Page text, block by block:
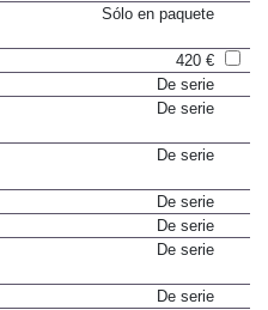
Sólo en paquete
420 €
De serie
De serie
De serie
De serie
De serie
De serie
De serie